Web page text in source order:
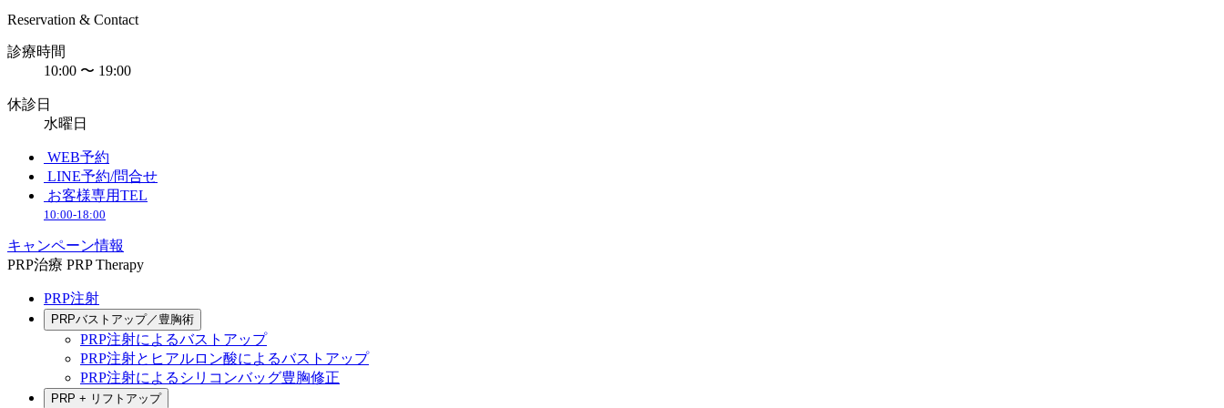
Reservation & Contact
診療時間
10:00 〜 19:00
休診日
水曜日
WEB予約
LINE予約/問合せ
お客様専用TEL
10:00-18:00
キャンペーン情報
PRP治療 PRP Therapy
PRP注射
PRPバストアップ／豊胸術
PRP注射によるバストアップ
PRP注射とヒアルロン酸によるバストアップ
PRP注射によるシリコンバッグ豊胸修正
PRP + リフトアップ